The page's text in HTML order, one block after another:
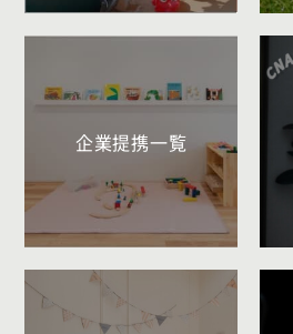
企業提携一覧